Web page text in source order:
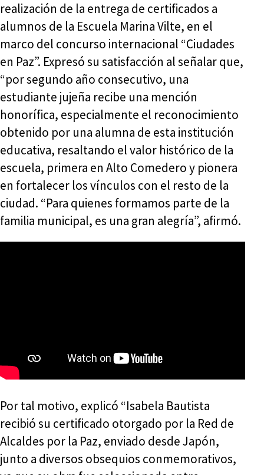
realización de la entrega de certificados a
alumnos de la Escuela Marina Vilte, en el
marco del concurso internacional “Ciudades
en Paz”. Expresó su satisfacción al señalar que,
“por segundo año consecutivo, una
estudiante jujeña recibe una mención
honorífica, especialmente el reconocimiento
obtenido por una alumna de esta institución
educativa, resaltando el valor histórico de la
escuela, primera en Alto Comedero y pionera
en fortalecer los vínculos con el resto de la
ciudad. “Para quienes formamos parte de la
familia municipal, es una gran alegría”, afirmó.
Por tal motivo, explicó “Isabela Bautista
recibió su certificado otorgado por la Red de
Alcaldes por la Paz, enviado desde Japón,
junto a diversos obsequios conmemorativos,